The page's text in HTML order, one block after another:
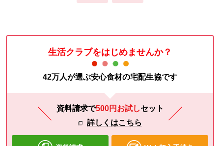
生活クラブをはじめませんか？
42万人が選ぶ安心食材の宅配生協です
資料請求で500円お試しセット
詳しくはこちら